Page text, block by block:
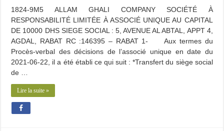
1824-9M5 ALLAM GHALI COMPANY SOCIÉTÉ À
RESPONSABILITÉ LIMITÉE À ASSOCIÉ UNIQUE AU CAPITAL
DE 10000 DHS SIEGE SOCIAL : 5, AVENUE AL ABTAL, APPT 4,
AGDAL, RABAT RC :146395 – RABAT 1- Aux termes du
Procès-verbal des décisions de l’associé unique en date du
2021-06-22, il a été établi ce qui suit : *Transfert du siège social
de …
Lire la suite »